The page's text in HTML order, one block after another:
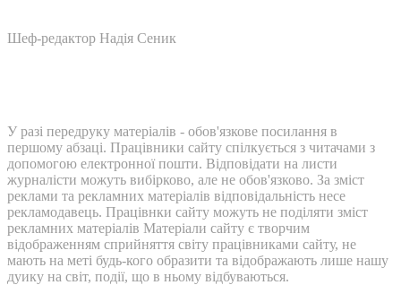
Шеф-редактор Надія Сеник
У разі передруку матеріалів - обов'язкове посилання в
першому абзаці. Працівники сайту спілкується з читачами з
допомогою електронної пошти. Відповідати на листи
журналісти можуть вибірково, але не обов'язково. За зміст
реклами та рекламних матеріалів відповідальність несе
рекламодавець. Працівнки сайту можуть не поділяти зміст
рекламних матеріалів Матеріали сайту є творчим
відображенням сприйняття світу працівниками сайту, не
мають на меті будь-кого образити та відображають лише нашу
дуику на світ, події, що в ньому відбуваються.